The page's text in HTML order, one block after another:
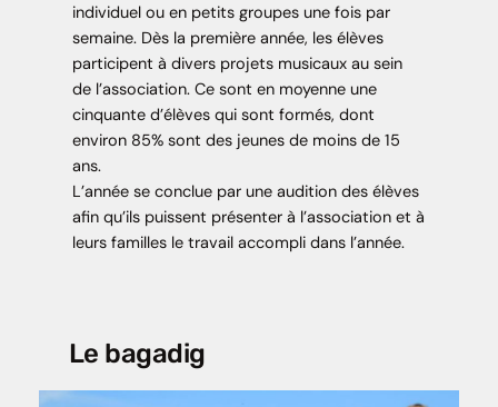
individuel ou en petits groupes une fois par
semaine. Dès la première année, les élèves
participent à divers projets musicaux au sein
de l’association. Ce sont en moyenne une
cinquante d’élèves qui sont formés, dont
environ 85% sont des jeunes de moins de 15
ans.
L’année se conclue par une audition des élèves
afin qu’ils puissent présenter à l’association et à
leurs familles le travail accompli dans l’année.
Le bagadig